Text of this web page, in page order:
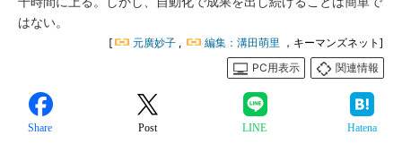
はない。
[ 元廣妙子 , 編集：溝田萌里 ，キーマンズネット]
PC用表示
関連情報
Share Post LINE Hatena